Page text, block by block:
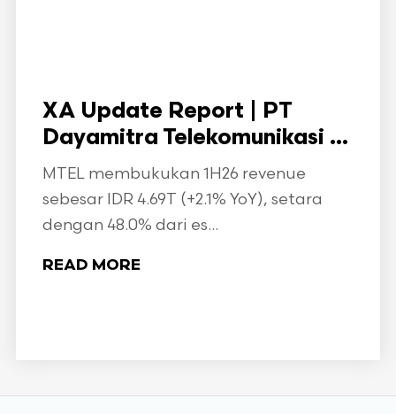
XA Update Report | PT
Dayamitra Telekomunikasi ...
MTEL membukukan 1H26 revenue
sebesar IDR 4.69T (+2.1% YoY), setara
dengan 48.0% dari es...
READ MORE